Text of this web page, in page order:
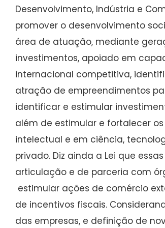
Desenvolvimento, Indústria e
promover o desenvolvimento
área de atuação, mediante
investimentos, apoiado em
internacional competitiva,
atração de empreendimentos
identificar e estimular
além de estimular e fortalecer
intelectual e em ciência,
privado. Diz ainda a Lei que
articulação e de parceria com
estimular ações de comércio
de incentivos fiscais.
das empresas, e definição de